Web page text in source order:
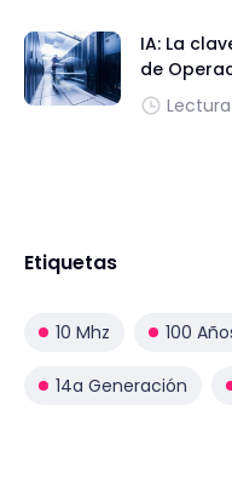
IA: La
de
Etiquetas
10 Mhz 100
14a Generación